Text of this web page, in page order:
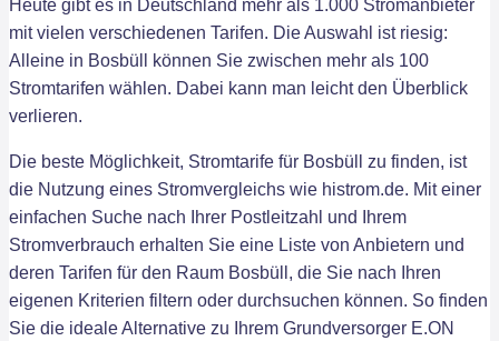
Heute gibt es in Deutschland mehr als 1.000 Stromanbieter
mit vielen verschiedenen Tarifen. Die Auswahl ist riesig:
Alleine in Bosbüll können Sie zwischen mehr als 100
Stromtarifen wählen. Dabei kann man leicht den Überblick
verlieren.
Die beste Möglichkeit, Stromtarife für Bosbüll zu finden, ist
die Nutzung eines Stromvergleichs wie histrom.de. Mit einer
einfachen Suche nach Ihrer Postleitzahl und Ihrem
Stromverbrauch erhalten Sie eine Liste von Anbietern und
deren Tarifen für den Raum Bosbüll, die Sie nach Ihren
eigenen Kriterien filtern oder durchsuchen können. So finden
Sie die ideale Alternative zu Ihrem Grundversorger E.ON